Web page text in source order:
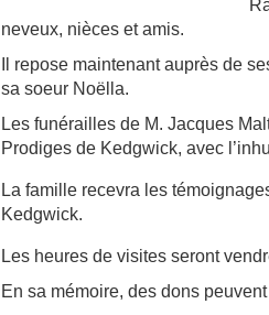
neveux, nièces et amis.
Il repose maintenant auprès de
sa soeur Noëlla.
Les funérailles de M. Jacques
Prodiges de Kedgwick, avec
La famille recevra les
Kedgwick.
Les heures de visites seront
En sa mémoire, des dons